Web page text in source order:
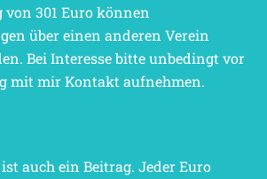
von 301 Euro können
über einen anderen Verein
Bei Interesse bitte unbedingt vor
mit mir Kontakt aufnehmen.
auch ein Beitrag. Jeder Euro